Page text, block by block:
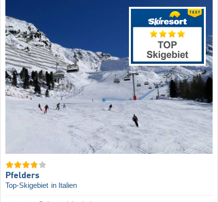
Pfelders
Top-Skigebiet in Italien